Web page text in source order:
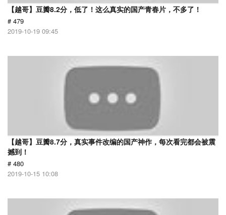
【越哥】豆瓣8.2分，低了！这么真实的国产青春片，不多了！
# 479
2019-10-19 09:45
【越哥】豆瓣8.7分，真实事件改编的国产神作，每次看完都会被震
撼到！
# 480
2019-10-15 10:08